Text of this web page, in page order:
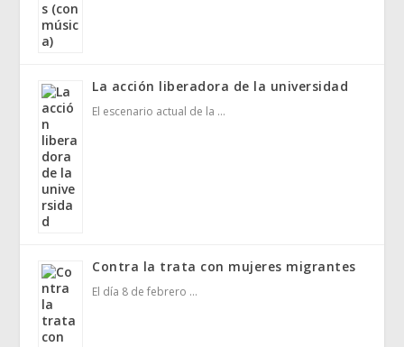
La acción liberadora de la universidad
El escenario actual de la …
Contra la trata con mujeres migrantes
El día 8 de febrero …